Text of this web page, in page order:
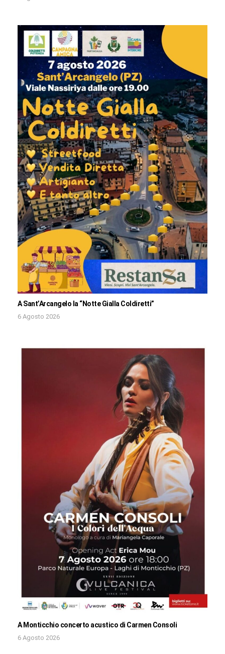
A Sant’Arcangelo la “Notte Gialla Coldiretti”
6 Agosto 2026
A Monticchio concerto acustico di Carmen Consoli
6 Agosto 2026